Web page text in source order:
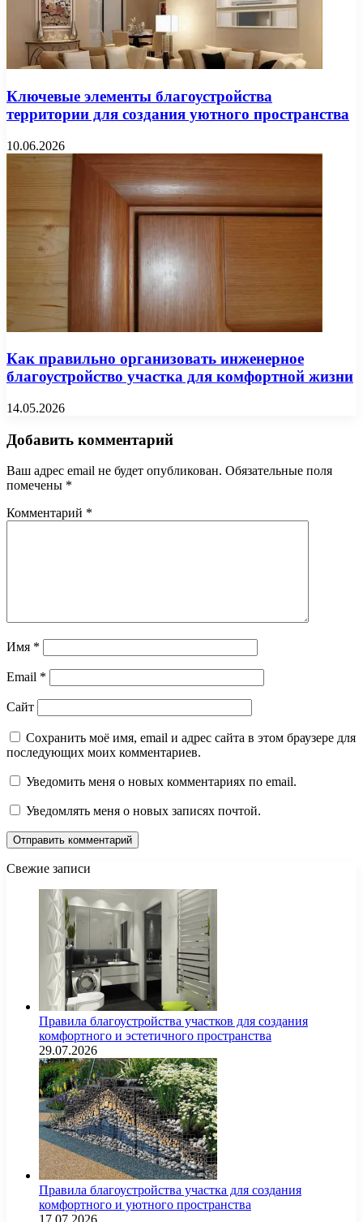
Ключевые элементы благоустройства
территории для создания уютного пространства
10.06.2026
Как правильно организовать инженерное
благоустройство участка для комфортной жизни
14.05.2026
Добавить комментарий
Ваш адрес email не будет опубликован. Обязательные поля
помечены *
Комментарий *
Имя *
Email *
Сайт
Сохранить моё имя, email и адрес сайта в этом браузере для
последующих моих комментариев.
Уведомить меня о новых комментариях по email.
Уведомлять меня о новых записях почтой.
Свежие записи
Правила благоустройства участков для создания
комфортного и эстетичного пространства
29.07.2026
Правила благоустройства участка для создания
комфортного и уютного пространства